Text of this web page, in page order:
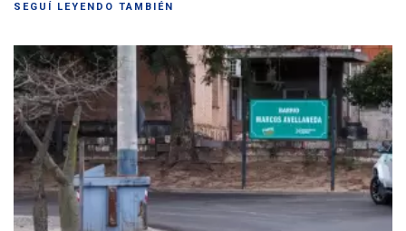
SEGUÍ LEYENDO TAMBIÉN